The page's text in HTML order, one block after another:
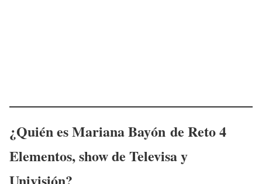
¿Quién esMariana Bayón de Reto 4
Elementos, show de Televisa y